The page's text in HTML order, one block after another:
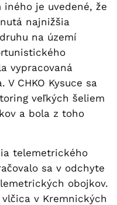
je uvedené, že
najnižšia
na území
vypracovaná
CHKO Kysuce sa
veľkých šeliem
a bola z toho
telemetrického
sa v odchyte
obojkov.
v Kremnických